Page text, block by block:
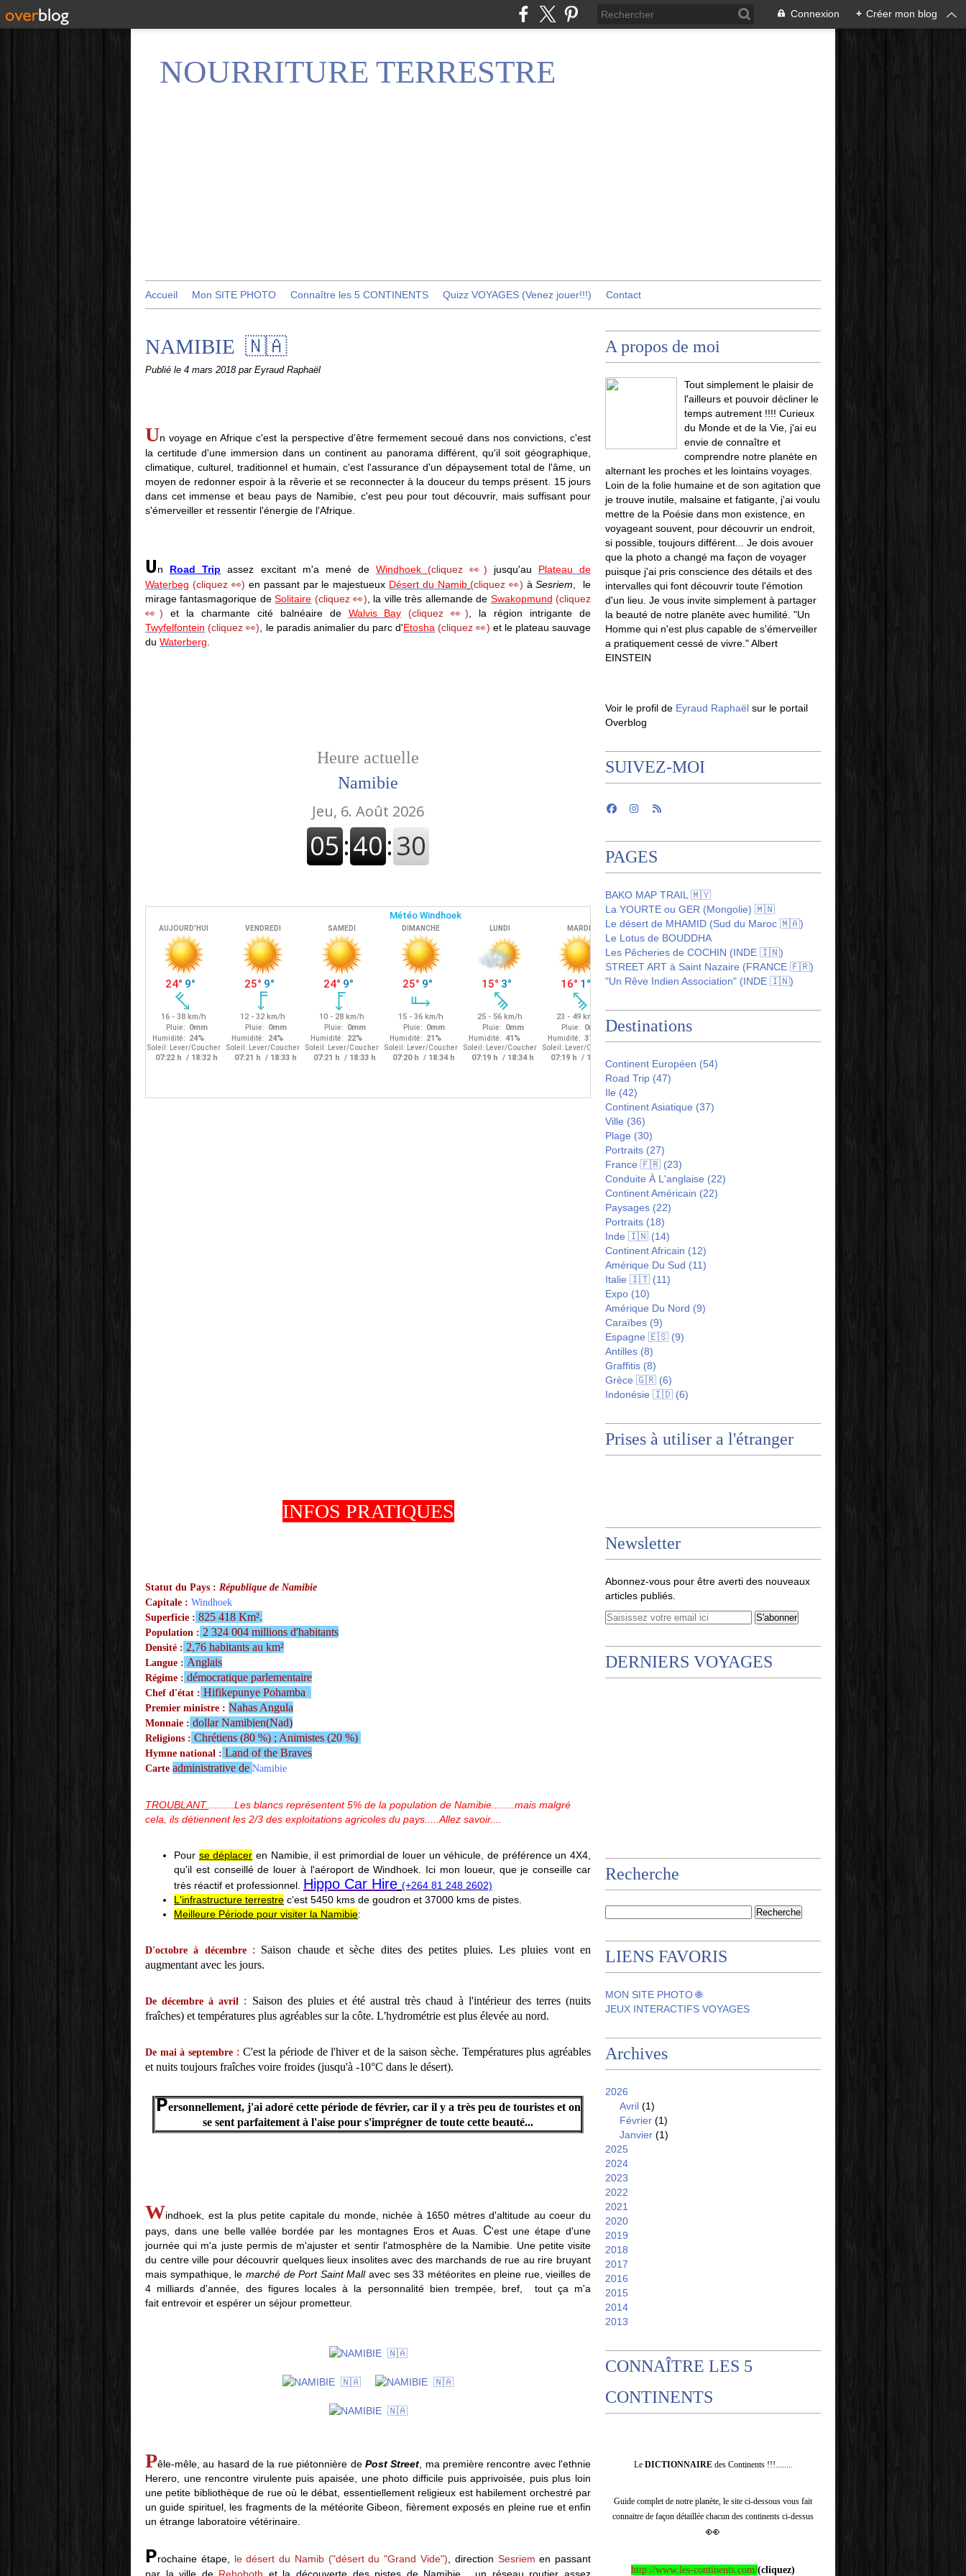
Connexion + Créer mon blog
NOURRITURE TERRESTRE
Accueil Mon SITE PHOTO Connaître les 5 CONTINENTS Quizz VOYAGES (Venez jouer!!!) Contact
NAMIBIE 🇳🇦
Publié le 4 mars 2018 par Eyraud Raphaël
Un voyage en Afrique c'est la perspective d'être fermement secoué dans nos convictions, c'est
la certitude d'une immersion dans un continent au panorama différent, qu'il soit géographique,
climatique, culturel, traditionnel et humain, c'est l'assurance d'un dépaysement total de l'âme, un
moyen de redonner espoir à la rêverie et se reconnecter à la douceur du temps présent. 15 jours
dans cet immense et beau pays de Namibie, c'est peu pour tout découvrir, mais suffisant pour
s'émerveiller et ressentir l'énergie de l'Afrique.
Un Road Trip assez excitant m'a mené deWindhoek (cliquez 👀) jusqu'au Plateau de
Waterbeg (cliquez 👀) en passant par le majestueux Désert du Namib (cliquez 👀) àSesriem , le
mirage fantasmagorique deSolitaire (cliquez 👀) , la ville très allemande de Swakopmund (cliquez
👀) et la charmante cité balnéaire de Walvis Bay (cliquez 👀) , la région intrigante de
Twyfelfontein (cliquez 👀) , le paradis animalier du parc d'Etosha (cliquez 👀) et le plateau sauvage
du Waterberg
Heure actuelle
Namibie
INFOS PRATIQUES
Statut du Pays : République de Namibie
Capitale : Windhoek
Superficie : 825 418 Km².
Population : 2 324 004 millions d'habitants
Densité : 2,76 habitants au km²
Langue : Anglais
Régime : démocratique parlementaire
Chef d'état : Hifikepunye Pohamba
Premier ministre : Nahas Angula
Monnaie : dollar Namibien(Nad)
Religions : Chrétiens (80 %) ; Animistes (20 %)
Hymne national : Land of the Braves
Carte administrative de Namibie
TROUBLANT.
.........Les blancs représentent 5% de la population de Namibie........mais malgré
cela, ils détiennent les 2/3 des exploitations agricoles du pays.....Allez savoir....
Pour se déplacer en Namibie, il est primordial de louer un véhicule, de préférence un 4X4,
qu'il est conseillé de louer à l'aéroport de Windhoek. Ici mon loueur, que je conseille car
très réactif et professionnel. Hippo Car Hire (+264 81 248 2602)
L'infrastructure terrestre c'est 5450 kms de goudron et 37000 kms de pistes.
Meilleure Période pour visiter la Namibie:
D'octobre à décembre: Saison chaude et sèche dites des petites pluies. Les pluies vont en
augmentant avec les jours.
De décembre à avril : Saison des pluies et été austral très chaud à l'intérieur des terres (nuits
fraîches) et températures plus agréables sur la côte. L'hydrométrie est plus élevée au nord.
De mai à septembre : C'est la période de l'hiver et de la saison sèche. Températures plus agréables
et nuits toujours fraîches voire froides (jusqu'à -10°C dans le désert).
Personnellement, j'ai adoré cette période de février, car il y a très peu de touristes et on
se sent parfaitement à l'aise pour s'imprégner de toute cette beauté...
Windhoek, est la plus petite capitale du monde, nichée à 1650 mètres d'altitude au coeur du
pays, dans une belle vallée bordée par les montagnes Eros et Auas.
C'est une étape d'une
journée qui m'a juste permis de m'ajuster et sentir l'atmosphère de la Namibie. Une petite visite
du centre ville pour découvrir quelques lieux insolites avec des marchands de rue au rire bruyant
mais sympathique, le marché de Port Saint Mallavec ses 33 météorites en pleine rue, vieilles de
4 milliards d'année, des figures locales à la personnalité bien trempée, bref, tout ça m'a
fait entrevoir et espérer un séjour prometteur.
Pêle-mêle, au hasard de la rue piétonnière de Post Street , ma première rencontre avec l'ethnie
Herero, une rencontre virulente puis apaisée, une photo difficile puis apprivoisée, puis plus loin
une petite bibliothèque de rue où le débat, essentiellement religieux est habilement orchestré par
un guide spirituel, les fragments de la météorite Gibeon, fièrement exposés en pleine rue et enfin
un étrange laboratoire vétérinaire.
Prochaine étape, le désert du Namib ("désert du "Grand Vide") , direction Sesriem en passant
A propos de moi
Tout simplement le plaisir de
l'ailleurs et pouvoir décliner le
temps autrement !!!! Curieux
du Monde et de la Vie, j'ai eu
envie de connaître et
comprendre notre planète en
alternant les proches et les lointains voyages.
Loin de la folie humaine et de son agitation que
je trouve inutile, malsaine et fatigante, j'ai voulu
mettre de la Poésie dans mon existence, en
voyageant souvent, pour découvrir un endroit,
si possible, toujours différent... Je dois avouer
que la photo a changé ma façon de voyager
puisque j'ai pris conscience des détails et des
intervalles qui font découvrir toute l'émotion
d'un lieu. Je vous invite simplement à partager
la beauté de notre planète avec humilité. "Un
Homme qui n'est plus capable de s'émerveiller
a pratiquement cessé de vivre." Albert
EINSTEIN
Voir le profil de Eyraud Raphaël sur le portail
Overblog
SUIVEZ-MOI
PAGES
BAKO MAP TRAIL 🇲🇾
La YOURTE ou GER (Mongolie) 🇲🇳
Le désert de MHAMID (Sud du Maroc 🇲🇦)
Le Lotus de BOUDDHA
Les Pêcheries de COCHIN (INDE 🇮🇳)
STREET ART à Saint Nazaire (FRANCE 🇫🇷)
"Un Rêve Indien Association" (INDE 🇮🇳)
Destinations
Continent Européen (54)
Road Trip (47)
Ile (42)
Continent Asiatique (37)
Ville (36)
Plage (30)
Portraits (27)
France 🇫🇷 (23)
Conduite À L'anglaise (22)
Continent Américain (22)
Paysages (22)
Portraits (18)
Inde 🇮🇳 (14)
Continent Africain (12)
Amérique Du Sud (11)
Italie 🇮🇹 (11)
Expo (10)
Amérique Du Nord (9)
Caraïbes (9)
Espagne 🇪🇸 (9)
Antilles (8)
Graffitis (8)
Grèce 🇬🇷 (6)
Indonésie 🇮🇩 (6)
Prises à utiliser a l'étranger
Newsletter
Abonnez-vous pour être averti des nouveaux
articles publiés.
DERNIERS VOYAGES
Recherche
LIENS FAVORIS
MON SITE PHOTO 🌐
JEUX INTERACTIFS VOYAGES
Archives
2026
Avril (1)
Février (1)
Janvier (1)
2025
2024
2023
2022
2021
2020
2019
2018
2017
2016
2015
2014
2013
CONNAÎTRE LES 5
CONTINENTS
Le DICTIONNAIREdes Continents !!!........
Guide complet de notre planète, le site ci-dessous vous fait
connaitre de façon détaillée chacun des continents ci-dessus
👀
http://www.les-continents.com/(cliquez)